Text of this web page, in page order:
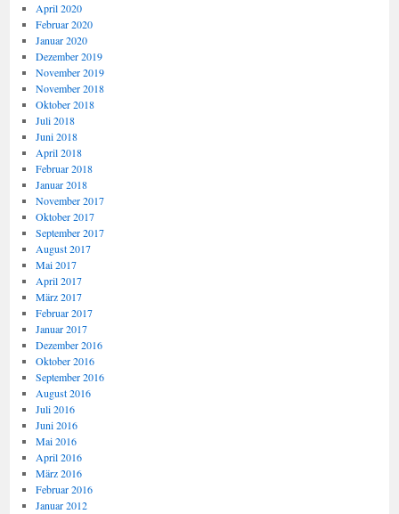
April 2020
Februar 2020
Januar 2020
Dezember 2019
November 2019
November 2018
Oktober 2018
Juli 2018
Juni 2018
April 2018
Februar 2018
Januar 2018
November 2017
Oktober 2017
September 2017
August 2017
Mai 2017
April 2017
März 2017
Februar 2017
Januar 2017
Dezember 2016
Oktober 2016
September 2016
August 2016
Juli 2016
Juni 2016
Mai 2016
April 2016
März 2016
Februar 2016
Januar 2012